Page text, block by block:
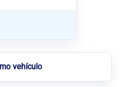
vehículo